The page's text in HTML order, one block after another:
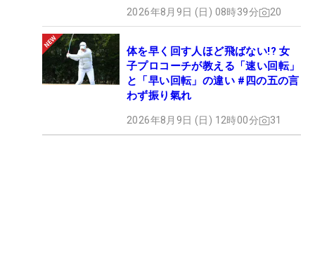
2026年8月9日 (日) 08時39分 20
体を早く回す人ほど飛ばない!? 女
子プロコーチが教える「速い回転」
と「早い回転」の違い #四の五の言
わず振り氣れ
2026年8月9日 (日) 12時00分 31